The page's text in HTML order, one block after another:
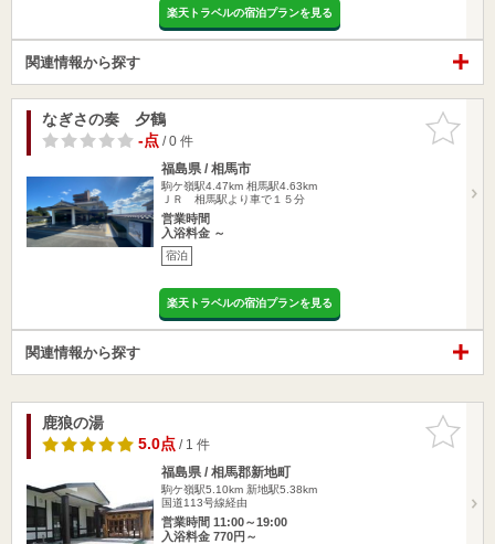
楽天トラベルの宿泊プランを見る
関連情報から探す
お気に入
りに追加
なぎさの奏 夕鶴
-点/ 0 件
福島県 / 相馬市
駒ケ嶺駅4.47km 相馬駅4.63km
ＪＲ 相馬駅より車で１５分
営業時間
入浴料金 ～
宿泊
楽天トラベルの宿泊プランを見る
関連情報から探す
お気に入
りに追加
鹿狼の湯
5.0点/ 1 件
福島県 / 相馬郡新地町
駒ケ嶺駅5.10km 新地駅5.38km
国道113号線経由
営業時間 11:00～19:00
入浴料金 770円～